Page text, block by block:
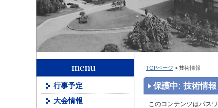
TOPページ > 技術情報
保護中: 技術情報
このコンテンツはパス
行事予定
大会情報